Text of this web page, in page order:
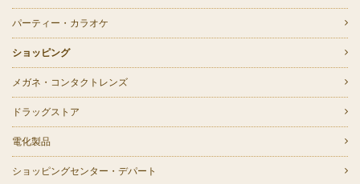
パーティー・カラオケ
ショッピング
メガネ・コンタクトレンズ
ドラッグストア
電化製品
ショッピングセンター・デパート